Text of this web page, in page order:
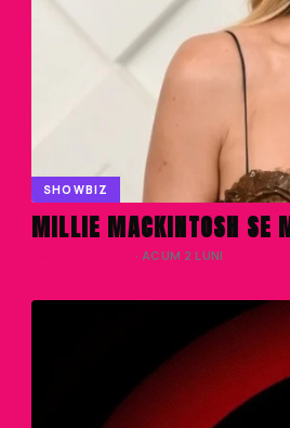
SHOWBIZ
MILLIE MACKINTOSH SE
· ACUM 2 LUNI